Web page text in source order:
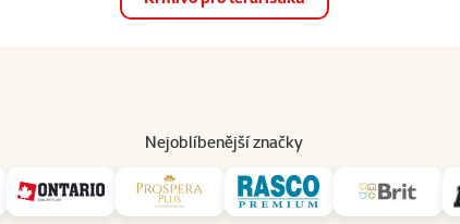
Nejoblíbenější značky
Prodejny Služby